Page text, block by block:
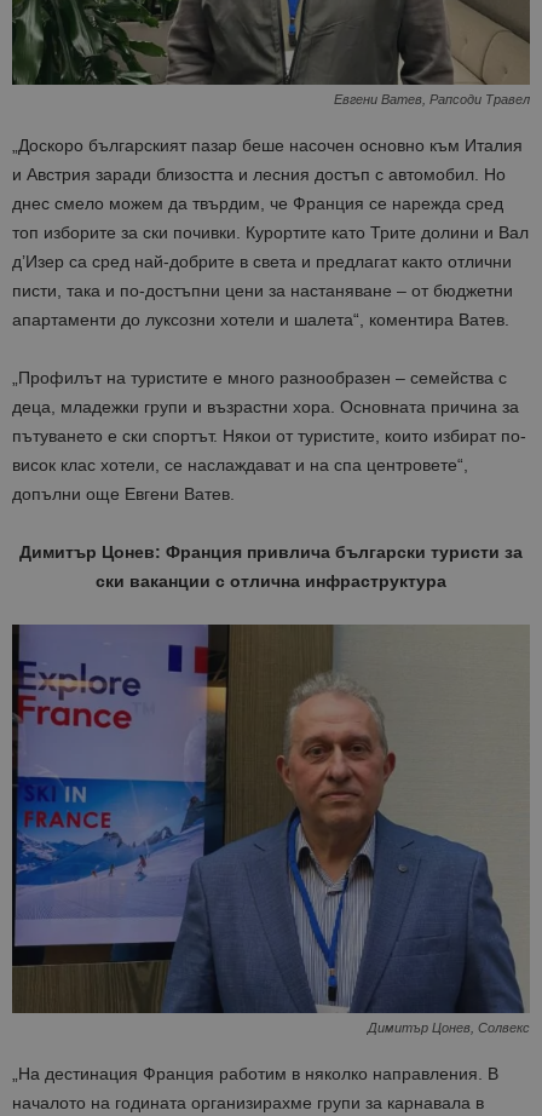
Евгени Ватев, Рапсоди Травел
„Доскоро българският пазар беше насочен основно към Италия
и Австрия заради близостта и лесния достъп с автомобил. Но
днес смело можем да твърдим, че Франция се нарежда сред
топ изборите за ски почивки. Курортите като Трите долини и Вал
д’Изер са сред най-добрите в света и предлагат както отлични
писти, така и по-достъпни цени за настаняване – от бюджетни
апартаменти до луксозни хотели и шалета“, коментира Ватев.
„Профилът на туристите е много разнообразен – семейства с
деца, младежки групи и възрастни хора. Основната причина за
пътуването е ски спортът. Някои от туристите, които избират по-
висок клас хотели, се наслаждават и на спа центровете“,
допълни още Евгени Ватев.
Димитър Цонев: Франция привлича български туристи за
ски ваканции с отлична инфраструктура
Димитър Цонев, Солвекс
„На дестинация Франция работим в няколко направления. В
началото на годината организирахме групи за карнавала в